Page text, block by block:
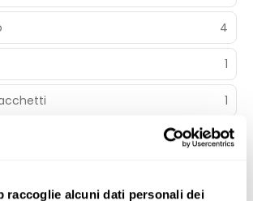
raccoglie alcuni dati personali dei
4
1
1